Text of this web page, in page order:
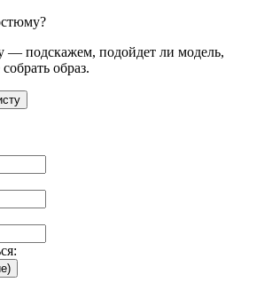
— подскажем, подойдет ли модель,
образ.